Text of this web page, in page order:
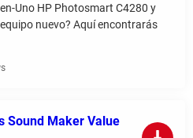
Uno HP Photosmart C4280 y
nuevo? Aquí encontrarás
Sound Maker Value